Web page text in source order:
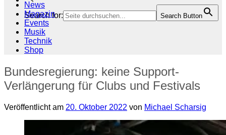
Search for: Search Button
News
Magazin
Events
Musik
Technik
Shop
Bundesregierung: keine Support-
Verlängerung für Clubs und Festivals
Veröffentlicht am 20. Oktober 2022 von Michael Scharsig